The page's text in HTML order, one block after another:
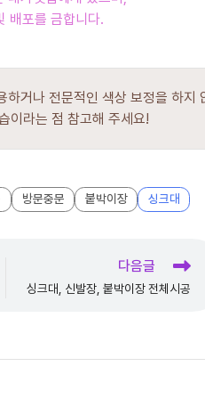
배포를 금합니다.
거나 전문적인 색상 보정을 하지
이라는 점 참고해 주세요!
방문중문 붙박이장 싱크대
다음글
싱크대, 신발장, 붙박이장 전체시공